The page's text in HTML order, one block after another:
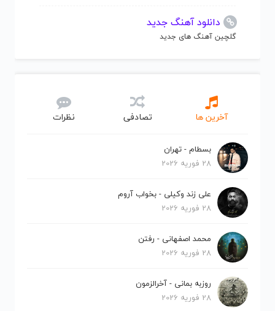
دانلود آهنگ جدید
گلچین آهنگ های جدید
آخرین ها تصادفی نظرات
بسطام - تهران
28 فوریه 2026
علی زند وکیلی - بخواب آروم
28 فوریه 2026
محمد اصفهانی - رفتن
28 فوریه 2026
روزبه بمانی - آخرالزمون
28 فوریه 2026